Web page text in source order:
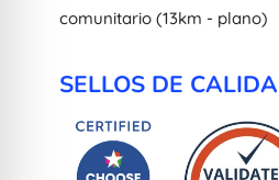
comunitario (13km - plano)
SELLOS DE